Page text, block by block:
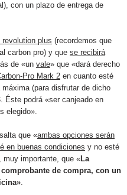
con un plazo de entrega de
revolution plus (recordemos que
carbon pro) y que se recibirá
de «un vale» que «dará derecho
Pro Mark 2 en cuanto esté
(para disfrutar de dicho
Éste podrá «ser canjeado en
elegido».
que «ambas opciones serán
en buenas condiciones y no esté
muy importante, que «La
de compra, con un
.